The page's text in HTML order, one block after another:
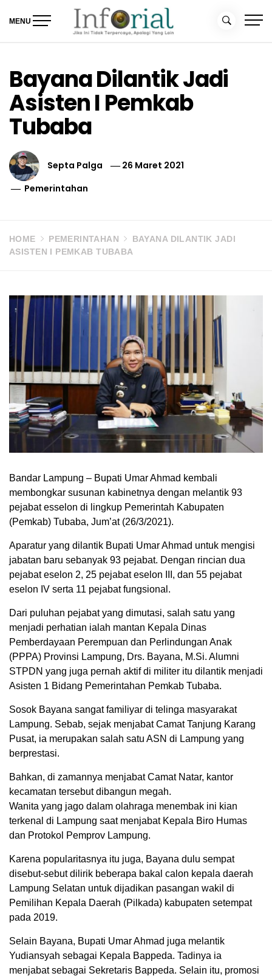
MENU
Bayana Dilantik Jadi
Asisten I Pemkab
Tubaba
Septa Palga
26 Maret 2021
Pemerintahan
HOME PEMERINTAHAN
BAYANA DILANTIK JADI
ASISTEN I PEMKAB TUBABA
Bandar Lampung – Bupati Umar Ahmad kembali
membongkar susunan kabinetnya dengan melantik 93
pejabat esselon di lingkup Pemerintah Kabupaten
(Pemkab) Tubaba, Jum’at (26/3/2021).
Aparatur yang dilantik Bupati Umar Ahmad untuk mengisi
jabatan baru sebanyak 93 pejabat. Dengan rincian dua
pejabat eselon 2, 25 pejabat eselon III, dan 55 pejabat
eselon IV serta 11 pejabat fungsional.
Dari puluhan pejabat yang dimutasi, salah satu yang
menjadi perhatian ialah mantan Kepala Dinas
Pemberdayaan Perempuan dan Perlindungan Anak
(PPPA) Provinsi Lampung, Drs. Bayana, M.Si. Alumni
STPDN yang juga pernah aktif di militer itu dilantik menjadi
Asisten 1 Bidang Pemerintahan Pemkab Tubaba.
Sosok Bayana sangat familiyar di telinga masyarakat
Lampung. Sebab, sejak menjabat Camat Tanjung Karang
Pusat, ia merupakan salah satu ASN di Lampung yang
berprestasi.
Bahkan, di zamannya menjabat Camat Natar, kantor
kecamatan tersebut dibangun megah.
Wanita yang jago dalam olahraga menembak ini kian
terkenal di Lampung saat menjabat Kepala Biro Humas
dan Protokol Pemprov Lampung.
Karena popularitasnya itu juga, Bayana dulu sempat
disebut-sebut dilirik beberapa bakal calon kepala daerah
Lampung Selatan untuk dijadikan pasangan wakil di
Pemilihan Kepala Daerah (Pilkada) kabupaten setempat
pada 2019.
Selain Bayana, Bupati Umar Ahmad juga melantik
Yudiansyah sebagai Kepala Bappeda. Tadinya ia
menjabat sebagai Sekretaris Bappeda. Selain itu, promosi